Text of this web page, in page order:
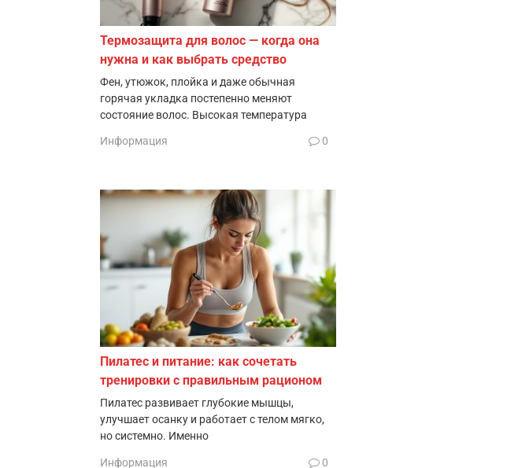
Термозащита для волос — когда она
нужна и как выбрать средство
Фен, утюжок, плойка и даже обычная
горячая укладка постепенно меняют
состояние волос. Высокая температура
Информация 0
Пилатес и питание: как сочетать
тренировки с правильным рационом
Пилатес развивает глубокие мышцы,
улучшает осанку и работает с телом мягко,
но системно. Именно
Информация 0